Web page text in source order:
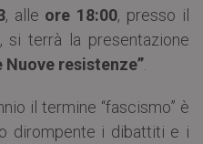
, alle ore 18:00, presso il
, si terrà la presentazione
Nuove resistenze”
il termine “fascismo” è
dirompente i dibattiti e i